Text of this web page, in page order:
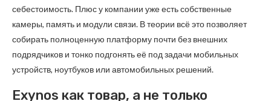
себестоимость. Плюс у компании уже есть собственные
камеры, память и модули связи. В теории всё это позволяет
собирать полноценную платформу почти без внешних
подрядчиков и тонко подгонять её под задачи мобильных
устройств, ноутбуков или автомобильных решений.
Exynos как товар, а не только